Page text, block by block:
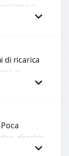
o
con
messa
di ricarica
o
guasti,
ricarica